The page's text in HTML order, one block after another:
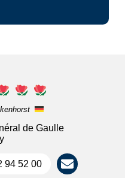
de Gaulle
94 52 00